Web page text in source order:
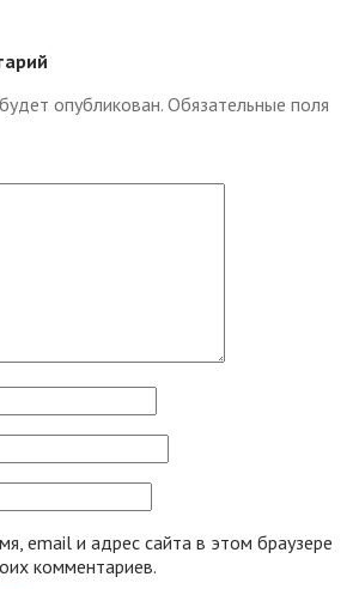
опубликован. Обязательные поля
email и адрес сайта в этом браузере
комментариев.